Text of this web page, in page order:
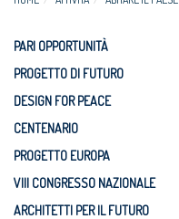
PARI OPPORTUNITÀ
PROGETTO DI FUTURO
DESIGN FOR PEACE
CENTENARIO
PROGETTO EUROPA
VIII CONGRESSO NAZIONALE
ARCHITETTI PER IL FUTURO